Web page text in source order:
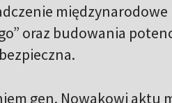
oraz budowania
gen. Nowakowi aktu